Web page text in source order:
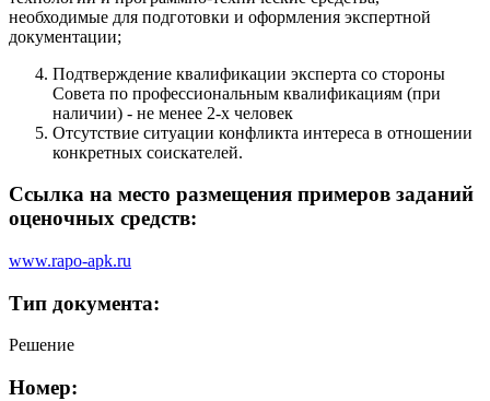
необходимые для подготовки и оформления экспертной
документации;
Подтверждение квалификации эксперта со стороны
Совета по профессиональным квалификациям (при
наличии) - не менее 2-х человек
Отсутствие ситуации конфликта интереса в отношении
конкретных соискателей.
Ссылка на место размещения примеров заданий
оценочных средств:
www.rapo-apk.ru
Тип документа:
Решение
Номер: